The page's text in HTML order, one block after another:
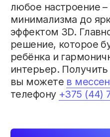
Все права защищены
Политика конфиденциальности
© 2026. AVALON